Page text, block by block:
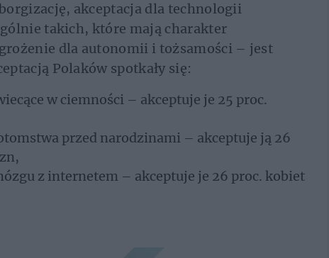
akceptacja dla technologii
takich, które mają charakter
dla autonomii i tożsamości – jest
Polaków spotkały się:
w ciemności – akceptuje je 25 proc.
przed narodzinami – akceptuje ją 26
z internetem – akceptuje je 26 proc. kobiet